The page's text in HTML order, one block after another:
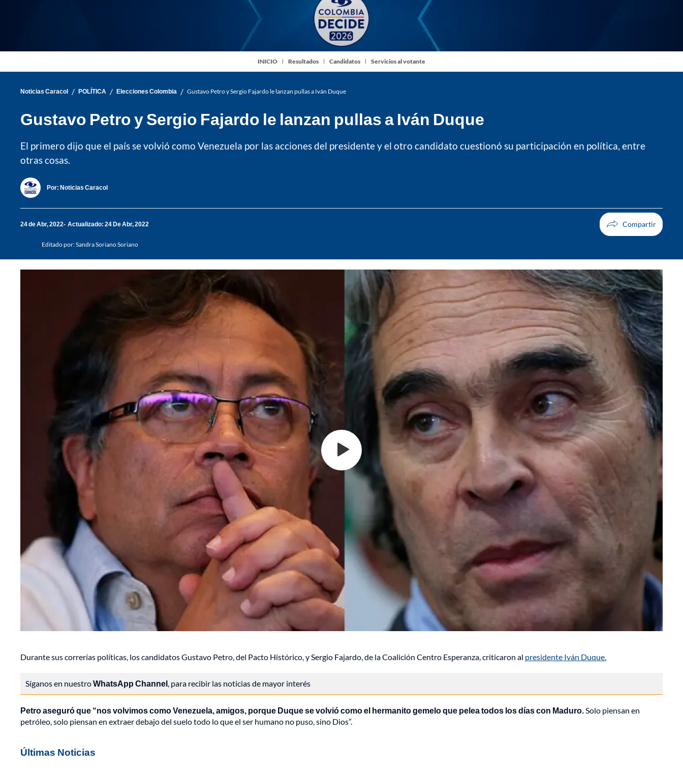
INICIO Resultados Candidatos Servicios al votante
Noticias Caracol / POLÍTICA / Elecciones Colombia / Gustavo Petro y Sergio Fajardo le lanzan pullas a Iván Duque
Gustavo Petro y Sergio Fajardo le lanzan pullas a Iván Duque
El primero dijo que el país se volvió como Venezuela por las acciones del presidente y el otro candidato cuestionó su participación en política, entre
otras cosas.
Por: Noticias Caracol
24 de Abr, 2022 Actualizado: 24 De Abr, 2022
Facebook
X
Whatsapp
Copiar enlace
Telegram
LinkedIn
Editado por:Sandra Soriano Soriano
Durante sus correrías políticas, los candidatos Gustavo Petro, del Pacto Histórico, y Sergio Fajardo, de la Coalición Centro Esperanza, criticaron al presidente Iván Duque.
Síganos en nuestroWhatsApp Channel , para recibir las noticias de mayor interés
Petro aseguró que “nos volvimos como Venezuela, amigos, porque Duque se volvió como el hermanito gemelo que pelea todos los días con Maduro. Solo piensan en
petróleo, solo piensan en extraer debajo del suelo todo lo que el ser humano no puso, sino Dios”.
Últimas Noticias